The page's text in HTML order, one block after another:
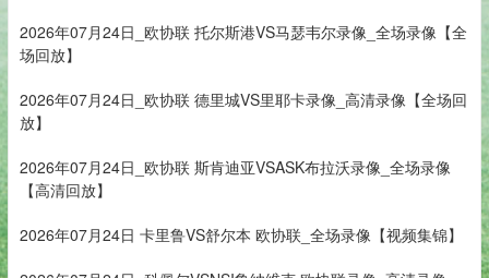
2026年07月24日_欧协联 托尔斯港VS马瑟韦尔录像_全场录像【全
场回放】
2026年07月24日_欧协联 德里城VS里耶卡录像_高清录像【全场回
放】
2026年07月24日_欧协联 斯肯迪亚VSASK布拉沃录像_全场录像
【高清回放】
2026年07月24日 卡里鲁VS舒尔本 欧协联_全场录像【视频集锦】